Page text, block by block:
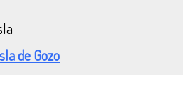
de Gozo